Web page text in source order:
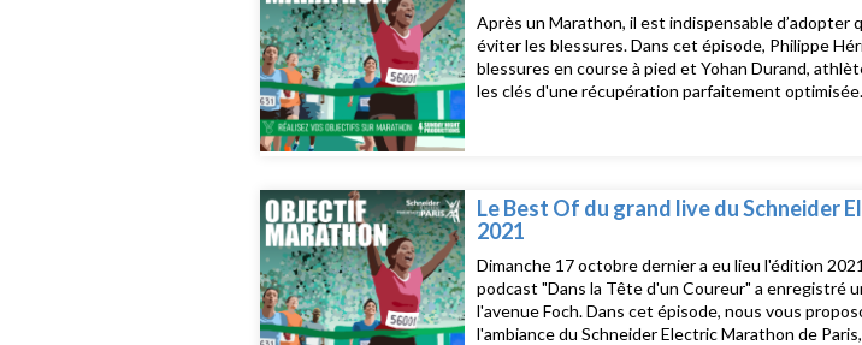
Après un Marathon, il est indispensable d’adopter
éviter les blessures. Dans cet épisode, Philippe
blessures en course à pied et Yohan Durand,
les clés d'une récupération parfaitement
Le Best Of du grand live du Schneider
2021
Dimanche 17 octobre dernier a eu lieu l'édition
podcast "Dans la Tête d'un Coureur" a enregistré
l'avenue Foch. Dans cet épisode, nous vous
l'ambiance du Schneider Electric Marathon de